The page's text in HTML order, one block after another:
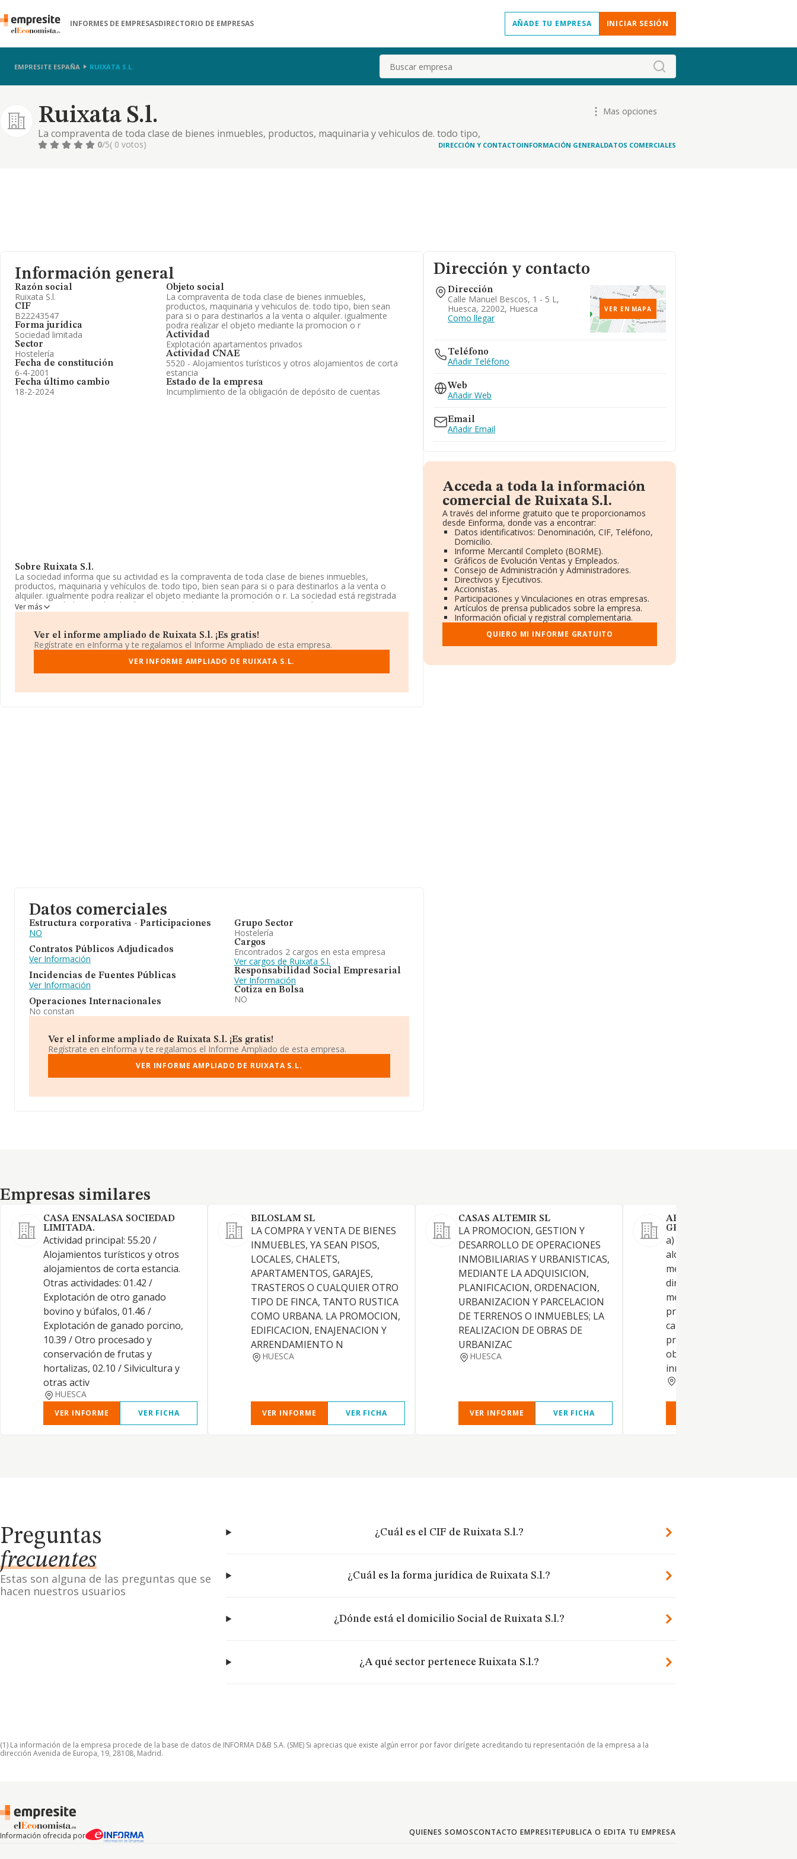
INFORMES DE EMPRESASDIRECTORIO DE EMPRESAS AÑADE TU EMPRESA INICIAR SESIÓN
EMPRESITE ESPAÑA RUIXATA S.L. Buscar
Ruixata S.l.
La compraventa de toda clase de bienes inmuebles, productos, maquinaria y vehiculos de. todo tipo,
bien sean para si o para destinarlos a la venta o alquiler. igualmente podra realizar el objeto
Mas opciones
0/5( 0 votos) DIRECCIÓN Y CONTACTOINFORMACIÓN GENERALDATOS COMERCIALES
Información general
Razón social
Ruixata S.l.
CIF
B22243547
Forma jurídica
Sociedad limitada
Sector
Hostelería
Fecha de constitución
6-4-2001
Fecha último cambio
18-2-2024
Objeto social
La compraventa de toda clase de bienes inmuebles,
productos, maquinaria y vehiculos de. todo tipo, bien sean
para si o para destinarlos a la venta o alquiler. igualmente
podra realizar el objeto mediante la promocion o r
Actividad
Explotación apartamentos privados
Actividad CNAE
5520 - Alojamientos turísticos y otros alojamientos de corta
estancia
Estado de la empresa
Incumplimiento de la obligación de depósito de cuentas
Sobre Ruixata S.l.
La sociedad informa que su actividad es la compraventa de toda clase de bienes inmuebles,
productos, maquinaria y vehículos de. todo tipo, bien sean para si o para destinarlos a la venta o
alquiler. igualmente podra realizar el objeto mediante la promoción o r. La sociedad está registrada
como Sociedad Limitada. Clasifica su actividad CNAE como 'Alojamientos turísticos y otros
alojamientos de corta estancia', código 5520. La sociedad no tiene actividad en mercados exteriores.
La empresa Ruixata S.L, CIF B22243547, tiene su domicilio social establecido en Calle Manuel
Bescos núm. 1 5 L, (22002), Huesca, Aragón.
En relación con el sector y disponiendo de los datos de hasta 15.006 empresas, la facturación en el
ámbito nacional alcanza los 3.273 millones de euros y la media entre todas las compañías es de 218
INFORMA aparecen 112 empresas, con ventas de 15 millones de euros. Finalmente, para completar
Ver más
Ver el informe ampliado de Ruixata S.l. ¡Es gratis!
Regístrate en eInforma y te regalamos el Informe Ampliado de esta empresa.
VER INFORME AMPLIADO DE RUIXATA S.L.
Dirección y contacto
Dirección
Calle Manuel Bescos, 1 - 5 L,
Huesca, 22002, Huesca
Como llegar
VER EN MAPA
Teléfono
Añadir Teléfono
Web
Añadir Web
Email
Añadir Email
Acceda a toda la información
comercial de Ruixata S.l.
A través del informe gratuito que te proporcionamos
desde Einforma, donde vas a encontrar:
Datos identificativos: Denominación, CIF, Teléfono,
Domicilio.
Informe Mercantil Completo (BORME).
Gráficos de Evolución Ventas y Empleados.
Consejo de Administración y Administradores.
Directivos y Ejecutivos.
Accionistas.
Participaciones y Vinculaciones en otras empresas.
Artículos de prensa publicados sobre la empresa.
Información oficial y registral complementaria.
QUIERO MI INFORME GRATUITO
Datos comerciales
Estructura corporativa - Participaciones
NO
Contratos Públicos Adjudicados
Ver Información
Incidencias de Fuentes Públicas
Ver Información
Operaciones Internacionales
No constan
Grupo Sector
Hostelería
Cargos
Encontrados 2 cargos en esta empresa
Ver cargos de Ruixata S.l.
Responsabilidad Social Empresarial
Ver Información
Cotiza en Bolsa
NO
Ver el informe ampliado de Ruixata S.l. ¡Es gratis!
Regístrate en eInforma y te regalamos el Informe Ampliado de esta empresa.
VER INFORME AMPLIADO DE RUIXATA S.L.
Empresas similares
Empresas similares
CASA ENSALASA SOCIEDAD
LIMITADA.
Actividad principal: 55.20 /
Alojamientos turísticos y otros
alojamientos de corta estancia.
Otras actividades: 01.42 /
Explotación de otro ganado
bovino y búfalos, 01.46 /
Explotación de ganado porcino,
10.39 / Otro procesado y
conservación de frutas y
hortalizas, 02.10 / Silvicultura y
otras activ
HUESCA
VER INFORME VER FICHA
BILOSLAM SL
LA COMPRA Y VENTA DE BIENES
INMUEBLES, YA SEAN PISOS,
LOCALES, CHALETS,
APARTAMENTOS, GARAJES,
TRASTEROS O CUALQUIER OTRO
TIPO DE FINCA, TANTO RUSTICA
COMO URBANA. LA PROMOCION,
EDIFICACION, ENAJENACION Y
ARRENDAMIENTO N
HUESCA
VER INFORME VER FICHA
CASAS ALTEMIR SL
LA PROMOCION, GESTION Y
DESARROLLO DE OPERACIONES
INMOBILIARIAS Y URBANISTICAS,
MEDIANTE LA ADQUISICION,
PLANIFICACION, ORDENACION,
URBANIZACION Y PARCELACION
DE TERRENOS O INMUEBLES; LA
REALIZACION DE OBRAS DE
URBANIZAC
HUESCA
VER INFORME VER FICHA
ARIAL ARQUITECTURA Y
GESTION S.L.
a) La explotación de hoteles y
alojamientos similares; b) La
mediación en la gestión de
dirección de obras, así como
mediación en la dirección de
proyectos y diseños,
calidad, contrataciones y
promociones de obras civiles
obras industriales, gestiones
inmobiliarias, agencias
Preguntas
frecuentes
Estas son alguna de las preguntas que se
hacen nuestros usuarios
¿Cuál es el CIF de Ruixata S.l.?
¿Cuál es la forma jurídica de Ruixata S.l.?
¿Dónde está el domicilio Social de Ruixata S.l.?
¿A qué sector pertenece Ruixata S.l.?
(1) La información de la empresa procede de la base de datos de INFORMA D&B S.A. (SME) Si aprecias que existe algún error por favor dirígete acreditando tu representación de la empresa a la
dirección Avenida de Europa, 19, 28108, Madrid.
Información ofrecida por QUIENES SOMOSCONTACTO EMPRESITEPUBLICA O EDITA TU EMPRESA